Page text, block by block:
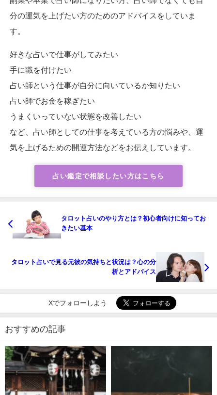
分の運気を上げたい方のためのアドバイスをしていま
す。
好きな占いで仕事がしてみたい
手に職を付けたい
占い師という仕事が自分に向いているか知りたい
占い師でお金を稼ぎたい
うまくいっていない状態を改善したい
など、占い師としての仕事を考えている方の悩みや、運
気を上げるための開運方法などをお伝えしています。
占い鑑定で相談したい方はこちら
タロット占いのやり方とは？初心者向けに知ってお
きたい基本
タロット占いで見る元彼の気持ちと状況は？心の分
析とアドバイス
Xでフォローしよう
おすすめの記事